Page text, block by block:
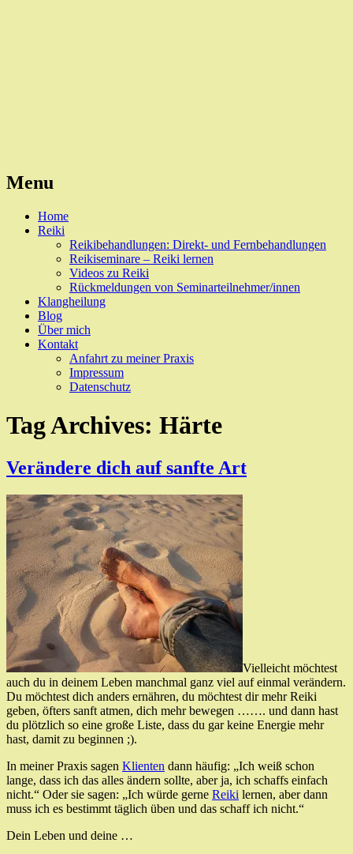
Menu
Skip
Home
Reiki
Reikibehandlungen: Direkt- und Fernbehandlungen
Reikiseminare – Reiki lernen
Videos zu Reiki
Rückmeldungen von Seminarteilnehmer/innen
Klangheilung
Blog
Über mich
Kontakt
Anfahrt zu meiner Praxis
Impressum
Datenschutz
Tag Archives: Härte
Verändere dich auf sanfte Art
Vielleicht möchtest
auch du in deinem Leben manchmal ganz viel auf einmal verändern.
Du möchtest dich anders ernähren, du möchtest dir mehr Reiki
geben, öfters sanft atmen, dich mehr bewegen ……. und dann hast
du plötzlich so eine große Liste, dass du gar keine Energie mehr
hast, damit zu beginnen ;).
In meiner Praxis sagen Klienten dann häufig: „Ich weiß schon
lange, dass ich das alles ändern sollte, aber ja, ich schaffs einfach
nicht.“ Oder sie sagen: „Ich würde gerne Reiki lernen, aber dann
muss ich es bestimmt täglich üben und das schaff ich nicht.“
Dein Leben und deine …